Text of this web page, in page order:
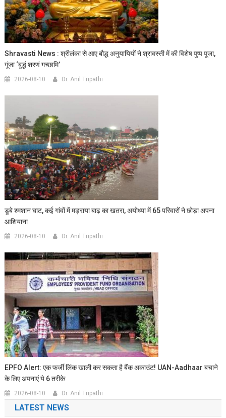
Shravasti News : श्रीलंका से आए बौद्ध अनुयायियों ने श्रावस्ती में की विशेष पुष्प पूजा,
गूंजा ‘बुद्धं शरणं गच्छामि’
2026-08-10 Dr. Anil Tripathi
डूबे श्मशान घाट, कई गांवों में मड़राया बाढ़ का खतरा, अयोध्या में 65 परिवारों ने छोड़ा अपना
आशियाना
2026-08-10 Dr. Anil Tripathi
EPFO Alert: एक फर्जी लिंक खाली कर सकता है बैंक अकाउंट! UAN-Aadhaar बचाने
के लिए अपनाएं ये 6 तरीके
2026-08-10 Dr. Anil Tripathi
LATEST NEWS